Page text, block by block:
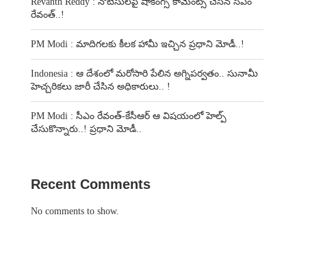
రేవంత్..!
PM Modi : మాదిగలకు కీలక హామీ ఇచ్చిన ప్రధాని మోడీ..!
Indonesia : ఆ దేశంలో మరోసారి పేలిన అగ్నిపర్వతం.. సునామీ
హెచ్చరికలు జారీ చేసిన అధికారులు.. !
PM Modi : సీఎం రేవంత్-కేసీఆర్ ఆ విషయంలో హెల్ప్
చేసుకొన్నారు..! ప్రధాని మోడీ..
Recent Comments
No comments to show.